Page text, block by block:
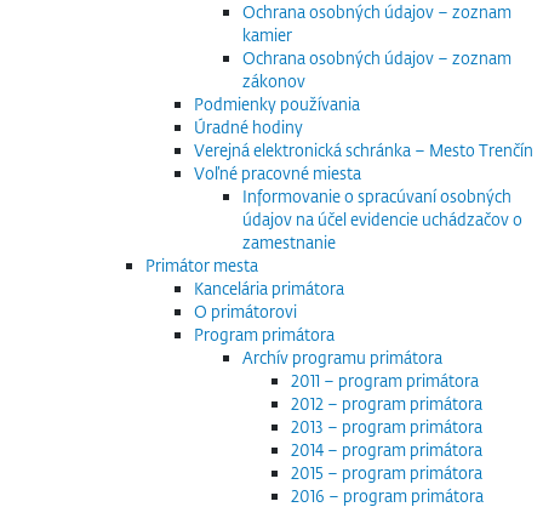
Ochrana osobných údajov – zoznam
kamier
Ochrana osobných údajov – zoznam
zákonov
Podmienky používania
Úradné hodiny
Verejná elektronická schránka – Mesto Trenčín
Voľné pracovné miesta
Informovanie o spracúvaní osobných
údajov na účel evidencie uchádzačov o
zamestnanie
Primátor mesta
Kancelária primátora
O primátorovi
Program primátora
Archív programu primátora
2011 – program primátora
2012 – program primátora
2013 – program primátora
2014 – program primátora
2015 – program primátora
2016 – program primátora